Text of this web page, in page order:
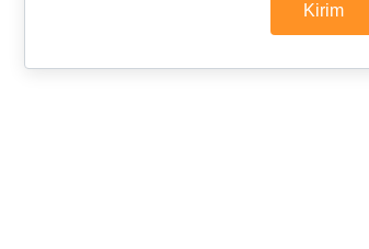
Kirim